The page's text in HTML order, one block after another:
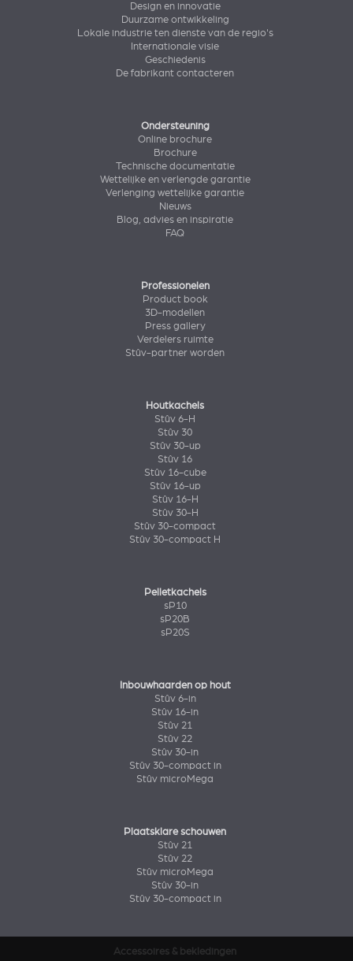
Design en innovatie
Duurzame ontwikkeling
Lokale industrie ten dienste van de regio's
Internationale visie
Geschiedenis
De fabrikant contacteren
Ondersteuning
Online brochure
Brochure
Technische documentatie
Wettelijke en verlengde garantie
Verlenging wettelijke garantie
Nieuws
Blog, advies en inspiratie
FAQ
Professionelen
Product book
3D-modellen
Press gallery
Verdelers ruimte
Stûv-partner worden
Houtkachels
Stûv 6-H
Stûv 30
Stûv 30-up
Stûv 16
Stûv 16-cube
Stûv 16-up
Stûv 16-H
Stûv 30-H
Stûv 30-compact
Stûv 30-compact H
Pelletkachels
sP10
sP20B
sP20S
Inbouwhaarden op hout
Stûv 6-in
Stûv 16-in
Stûv 21
Stûv 22
Stûv 30-in
Stûv 30-compact in
Stûv microMega
Plaatsklare schouwen
Stûv 21
Stûv 22
Stûv microMega
Stûv 30-in
Stûv 30-compact in
Accessoires & bekledingen